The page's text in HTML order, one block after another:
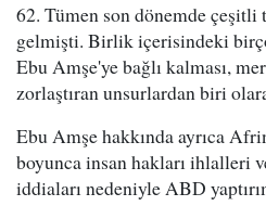
62. Tümen son dönemde çeşitli
gelmişti. Birlik içerisindeki
Ebu Amşe'ye bağlı kalması,
zorlaştıran unsurlardan biri
Ebu Amşe hakkında ayrıca
boyunca insan hakları ihlalleri
iddiaları nedeniyle ABD